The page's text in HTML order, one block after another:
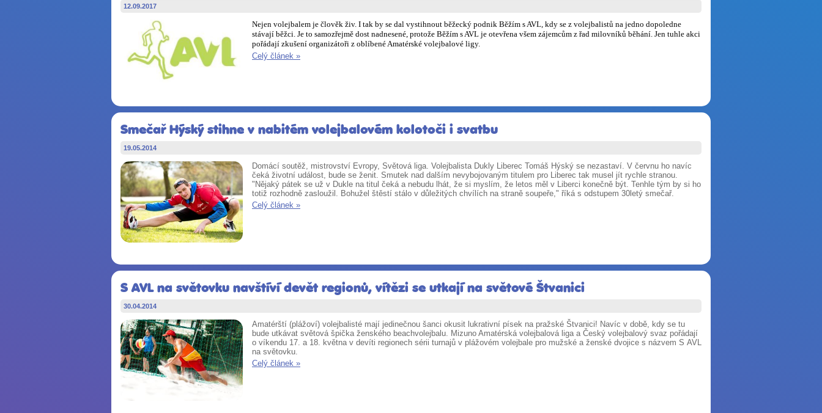
12.09.2017
Nejen volejbalem je člověk živ. I tak by se dal vystihnout běžecký podnik Běžím s AVL, kdy se z volejbalistů na jedno dopoledne
stávají běžci. Je to samozřejmě dost nadnesené, protože Běžím s AVL je otevřena všem zájemcům z řad milovníků běhání. Jen tuhle akci
pořádají zkušení organizátoři z oblíbené Amatérské volejbalové ligy.
Celý článek »
Smečař Hýský stihne v nabitém volejbalovém kolotoči i svatbu
19.05.2014
Domácí soutěž, mistrovství Evropy, Světová liga. Volejbalista Dukly Liberec Tomáš Hýský se nezastaví. V červnu ho navíc
čeká životní událost, bude se ženit. Smutek nad dalším nevybojovaným titulem pro Liberec tak musel jít rychle stranou.
"Nějaký pátek se už v Dukle na titul čeká a nebudu lhát, že si myslím, že letos měl v Liberci konečně být. Tenhle tým by si ho
totiž rozhodně zasloužil. Bohužel štěstí stálo v důležitých chvílích na straně soupeře," říká s odstupem 30letý smečař.
Celý článek »
S AVL na světovku navštíví devět regionů, vítězi se utkají na světové Štvanici
30.04.2014
Amatérští (plážoví) volejbalisté mají jedinečnou šanci okusit lukrativní písek na pražské Štvanici! Navíc v době, kdy se tu
bude utkávat světová špička ženského beachvolejbalu. Mizuno Amatérská volejbalová liga a Český volejbalový svaz pořádají
o víkendu 17. a 18. května v devíti regionech sérii turnajů v plážovém volejbale pro mužské a ženské dvojice s názvem S AVL
na světovku.
Celý článek »